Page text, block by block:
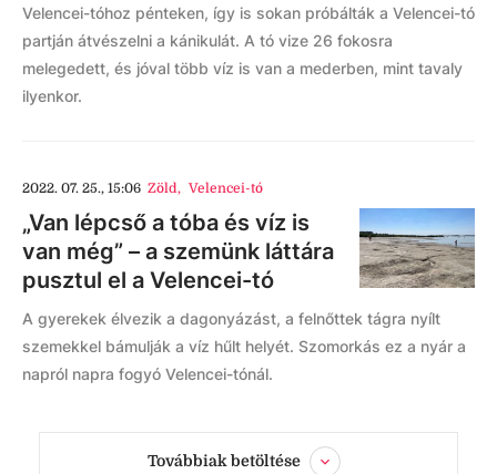
Velencei-tóhoz pénteken, így is sokan próbálták a Velencei-tó
partján átvészelni a kánikulát. A tó vize 26 fokosra
melegedett, és jóval több víz is van a mederben, mint tavaly
ilyenkor.
2022. 07. 25., 15:06 Zöld, Velencei-tó
„Van lépcső a tóba és víz is
van még” – a szemünk láttára
pusztul el a Velencei-tó
A gyerekek élvezik a dagonyázást, a felnőttek tágra nyílt
szemekkel bámulják a víz hűlt helyét. Szomorkás ez a nyár a
napról napra fogyó Velencei-tónál.
Továbbiak betöltése